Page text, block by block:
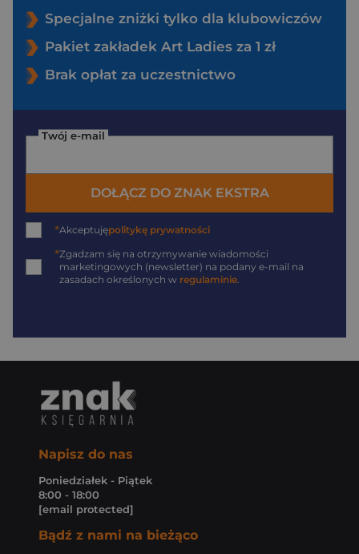
Specjalne zniżki tylko dla klubowiczów
Pakiet zakładek Art Ladies za 1 zł
Brak opłat za uczestnictwo
Twój e-mail
DOŁĄCZ DO ZNAK EKSTRA
*Akceptujępolitykę prywatności
*Zgadzam się na otrzymywanie wiadomości
marketingowych (newsletter) na podany e-mail na
zasadach określonych w regulaminie.
Napisz do nas
Poniedziałek - Piątek
8:00 - 18:00
[email protected]
Bądź z nami na bieżąco